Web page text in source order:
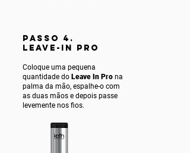
PASSO 4.
LEAVE-IN PRO
Coloque uma pequena
quantidade do Leave In Pro na
palma da mão, espalhe-o com
as duas mãos e depois passe
levemente nos fios.